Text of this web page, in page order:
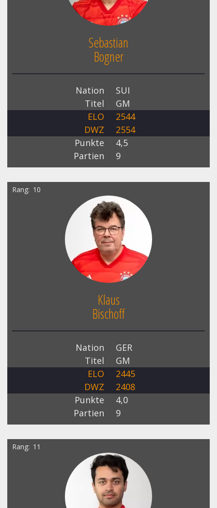
Sebastian
Bogner
Nation
SUI
Titel
GM
ELO
2544
DWZ
2554
Punkte
4,5
Partien
9
Rang 10
Klaus
Bischoff
Nation
GER
Titel
GM
ELO
2445
DWZ
2408
Punkte
4,0
Partien
9
Rang 11